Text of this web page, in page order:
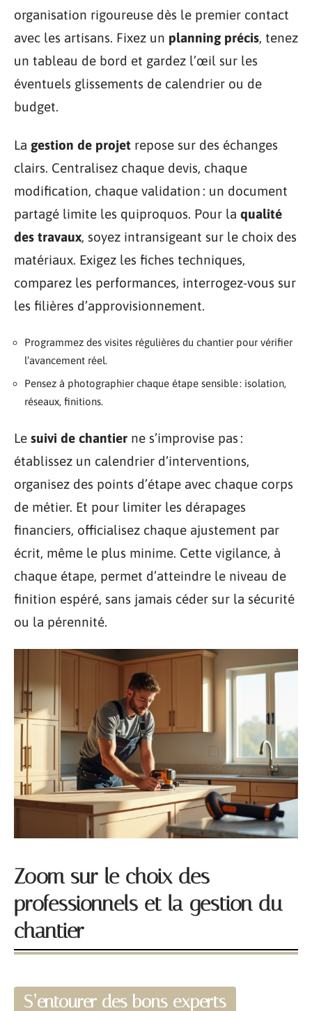
organisation rigoureuse dès le premier contact
avec les artisans. Fixez un planning précis, tenez
un tableau de bord et gardez l’œil sur les
éventuels glissements de calendrier ou de
budget.
La gestion de projet repose sur des échanges
clairs. Centralisez chaque devis, chaque
modification, chaque validation : un document
partagé limite les quiproquos. Pour la qualité
des travaux, soyez intransigeant sur le choix des
matériaux. Exigez les fiches techniques,
comparez les performances, interrogez-vous sur
les filières d’approvisionnement.
Programmez des visites régulières du chantier pour vérifier
l’avancement réel.
Pensez à photographier chaque étape sensible : isolation,
réseaux, finitions.
Le suivi de chantier ne s’improvise pas :
établissez un calendrier d’interventions,
organisez des points d’étape avec chaque corps
de métier. Et pour limiter les dérapages
financiers, officialisez chaque ajustement par
écrit, même le plus minime. Cette vigilance, à
chaque étape, permet d’atteindre le niveau de
finition espéré, sans jamais céder sur la sécurité
ou la pérennité.
Zoom sur le choix des
professionnels et la gestion du
chantier
S’entourer des bons experts